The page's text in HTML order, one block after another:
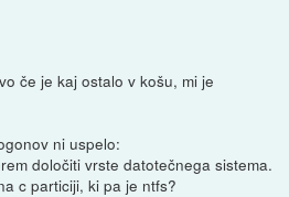
če je kaj ostalo v košu, mi je
ni uspelo:
določiti vrste datotečnega sistema.
c particiji, ki pa je ntfs?